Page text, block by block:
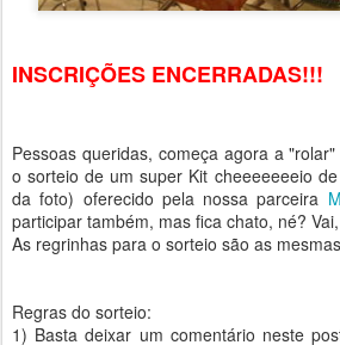
INSCRIÇÕES ENCERRADAS!!!
Pessoas queridas, começa agora a
o sorteio de um super Kit cheeeeeeeio
da foto) oferecido pela nossa parceira
participar também, mas fica chato, né?
As regrinhas para o sorteio são as
Regras do sorteio:
1) Basta deixar um comentário neste